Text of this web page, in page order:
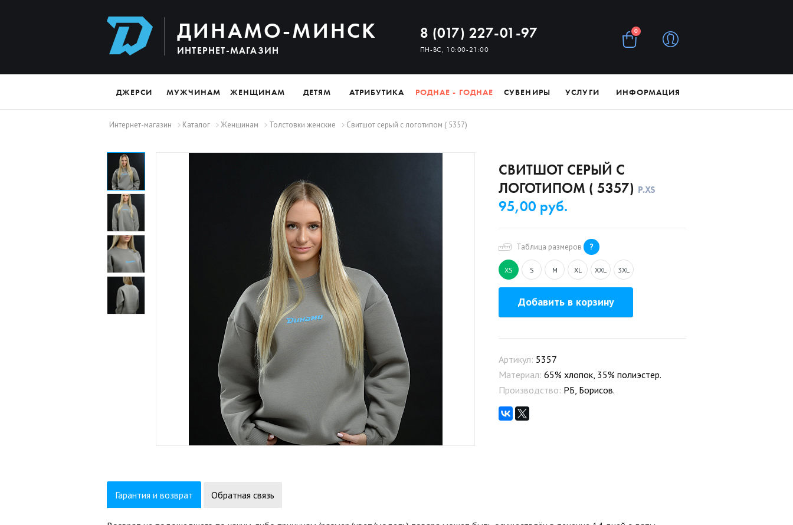
ДИНАМО-МИНСК
ИНТЕРНЕТ-МАГАЗИН
8 (017) 227-01-97
ПН-ВС, 10:00-21:00
0
ДЖЕРСИ МУЖЧИНАМ ЖЕНЩИНАМ ДЕТЯМ АТРИБУТИКА РОДНАЕ - ГОДНАЕ СУВЕНИРЫ УСЛУГИ ИНФОРМАЦИЯ
Интернет-магазин Каталог Женщинам Толстовки женские Свитшот серый с логотипом ( 5357)
СВИТШОТ СЕРЫЙ С
ЛОГОТИПОМ ( 5357) Р.XS
95,00 руб.
Таблица размеров ?
XS S M XL XXL 3XL
Добавить в корзину
Артикул: 5357
Материал: 65% хлопок, 35% полиэстер.
Производство: РБ, Борисов.
Гарантия и возврат Обратная связь